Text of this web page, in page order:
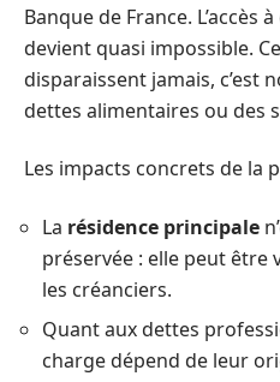
Banque de France. L’accès
devient quasi impossible.
disparaissent jamais, c’est
dettes alimentaires ou des
Les impacts concrets de la
La résidence principale
préservée : elle peut
les créanciers.
Quant aux dettes
charge dépend de leur